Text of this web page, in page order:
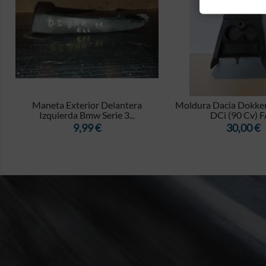
Maneta Exterior Delantera
Izquierda Bmw Serie 3...
Precio
9,99 €

Moldura Dacia
DCi (90 Cv)
Precio
30,00 €
